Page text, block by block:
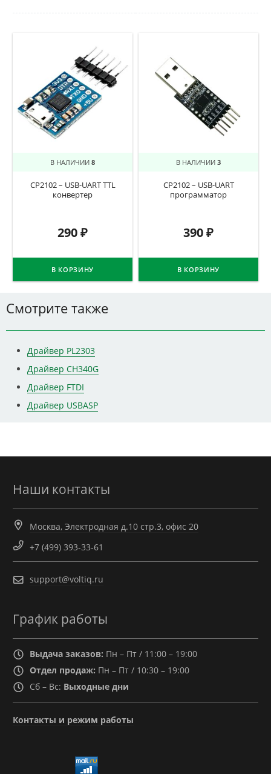
В НАЛИЧИИ 8
CP2102 – USB-UART TTL
конвертер
290₽
В КОРЗИНУ
В НАЛИЧИИ 3
CP2102 – USB-UART
программатор
390₽
В КОРЗИНУ
Смотрите также
Драйвер PL2303
Драйвер CH340G
Драйвер FTDI
Драйвер USBASP
Наши контакты
Москва, Электродная д.10 стр.3, офис 20
+7 (499) 393-33-61
support@voltiq.ru
График работы
Выдача заказов: Пн – Пт / 11:00 – 19:00
Отдел продаж: Пн – Пт / 10:30 – 19:00
Сб – Вс: Выходные дни
Контакты и режим работы